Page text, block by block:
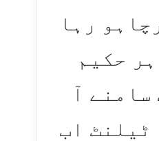
رہا
حکیم
آ
ٹیلنٹ اب